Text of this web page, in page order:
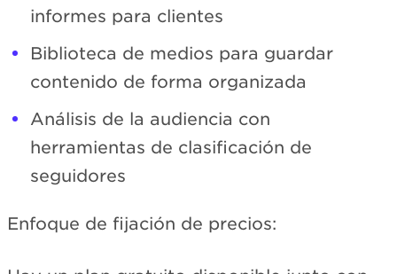
informes para clientes
Biblioteca de medios para guardar
contenido de forma organizada
Análisis de la audiencia con
herramientas de clasificación de
seguidores
Enfoque de fijación de precios: